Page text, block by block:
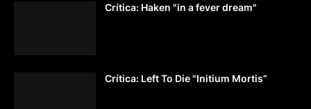
Crítica: Haken "in a fever dream"
Crítica: Left To Die "Initium Mortis”